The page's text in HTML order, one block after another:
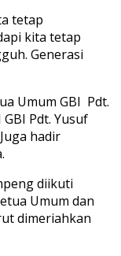
tetap
kita tetap
Generasi
Umum GBI Pdt.
Pdt. Yusuf
hadir
diikuti
Umum dan
dimeriahkan